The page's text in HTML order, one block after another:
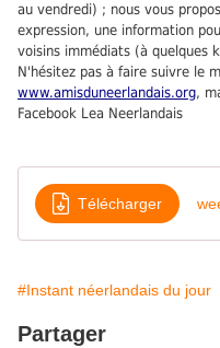
au vendredi) ; nous vous
expression, une information
voisins immédiats (à quelques
N'hésitez pas à faire suivre le
www.amisduneerlandais.org,
Facebook Lea Neerlandais
Télécharger
#Instant néerlandais du jour
Partager